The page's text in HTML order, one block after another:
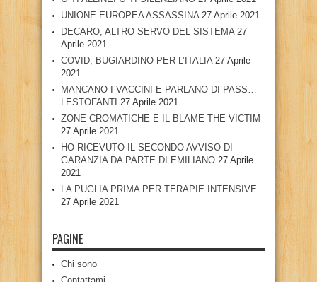
UNIONE EUROPEA ASSASSINA 27 Aprile 2021
DECARO, ALTRO SERVO DEL SISTEMA 27
Aprile 2021
COVID, BUGIARDINO PER L’ITALIA 27 Aprile
2021
MANCANO I VACCINI E PARLANO DI PASS…
LESTOFANTI 27 Aprile 2021
ZONE CROMATICHE E IL BLAME THE VICTIM
27 Aprile 2021
HO RICEVUTO IL SECONDO AVVISO DI
GARANZIA DA PARTE DI EMILIANO 27 Aprile
2021
LA PUGLIA PRIMA PER TERAPIE INTENSIVE
27 Aprile 2021
PAGINE
Chi sono